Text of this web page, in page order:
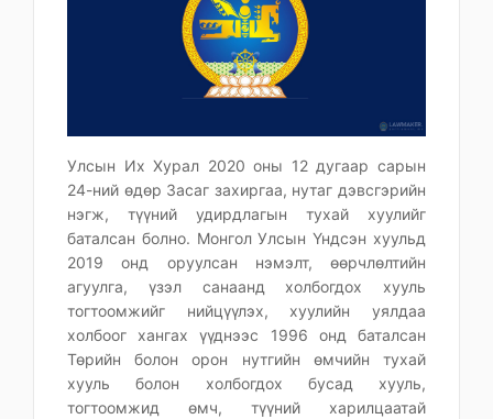
Улсын Их Хурал 2020 оны 12 дугаар сарын
24-ний өдөр Засаг захиргаа, нутаг дэвсгэрийн
нэгж, түүний удирдлагын тухай хуулийг
баталсан болно. Монгол Улсын Үндсэн хуульд
2019 онд оруулсан нэмэлт, өөрчлөлтийн
агуулга, үзэл санаанд холбогдох хууль
тогтоомжийг нийцүүлэх, хуулийн уялдаа
холбоог хангах үүднээс 1996 онд баталсан
Төрийн болон орон нутгийн өмчийн тухай
хууль болон холбогдох бусад хууль,
тогтоомжид өмч, түүний харилцаатай